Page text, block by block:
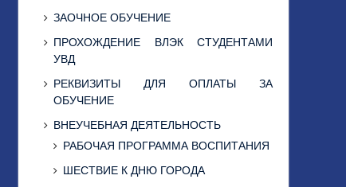
ЗАОЧНОЕ ОБУЧЕНИЕ
ПРОХОЖДЕНИЕ ВЛЭК СТУДЕНТАМИ
УВД
РЕКВИЗИТЫ ДЛЯ ОПЛАТЫ ЗА
ОБУЧЕНИЕ
ВНЕУЧЕБНАЯ ДЕЯТЕЛЬНОСТЬ
РАБОЧАЯ ПРОГРАММА ВОСПИТАНИЯ
ШЕСТВИЕ К ДНЮ ГОРОДА